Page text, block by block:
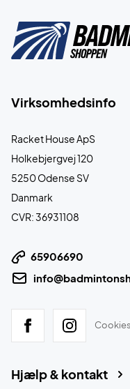
Virksomhedsinfo
Racket House ApS
Holkebjergvej 120
5250 Odense SV
Danmark
CVR: 36931108
65906690
Cookies
Hjælp & kontakt